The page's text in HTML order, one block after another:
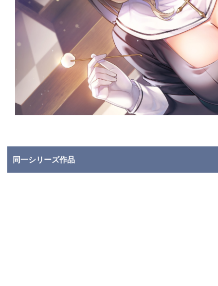
同一シリーズ作品